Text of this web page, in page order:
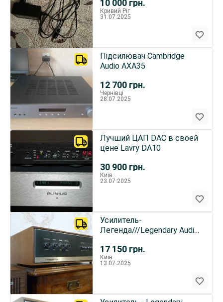
10 000 грн.
Кривий Ріг
31.07.2025
12 700 грн.
Підсилювач Cambridge
Audio AXA35
Чернівці
28.07.2025
30 900 грн.
Лучший ЦАП DAC в своей
цене Lavry DA10
Київ
23.07.2025
17 150 грн.
Усилитель-
Легенда///Legendary Audio
modell V-101)
Київ
13.07.2025